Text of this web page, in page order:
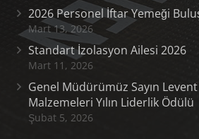
2026 Personel İftar Yemeği
Mart 13, 2026
Standart İzolasyon Ailesi 2026
Mart 11, 2026
Genel Müdürümüz Sayın Levent
Malzemeleri Yılın Liderlik Ödülü
Şubat 5, 2026